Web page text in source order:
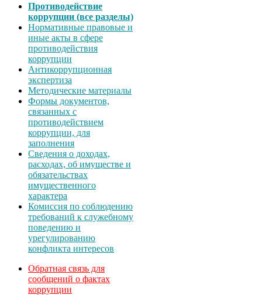
Противодействие
коррупции (все разделы)
Нормативные правовые и
иные акты в сфере
противодействия
коррупции
Антикоррупционная
экспертиза
Методические материалы
Формы документов,
связанных с
противодействием
коррупции, для
заполнения
Сведения о доходах,
расходах, об имуществе и
обязательствах
имущественного
характера
Комиссия по соблюдению
требований к служебному
поведению и
урегулированию
конфликта интересов
Обратная связь для
сообщений о фактах
коррупции